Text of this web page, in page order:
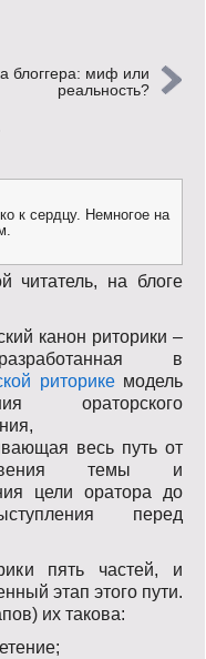
Login
блоггера: миф или
реальность?
к сердцу. Немногое на
читатель, на блоге
канон риторики –
в
риторикемодель
ораторского
весь путь от
темы и
цели оратора до
перед
пять частей, и
этап этого пути.
их такова: